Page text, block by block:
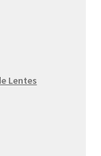
Lentes